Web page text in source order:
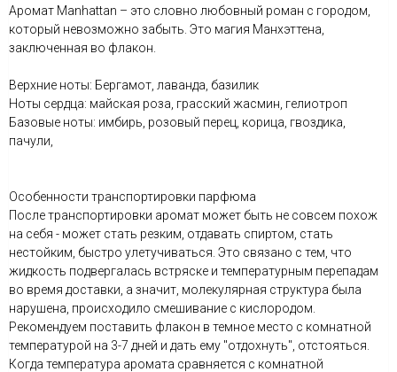
Аромат Manhattan – это словно любовный роман с городом,
который невозможно забыть. Это магия Манхэттена,
заключенная во флакон.
Верхние ноты: Бергамот, лаванда, базилик
Ноты сердца: майская роза, грасский жасмин, гелиотроп
Базовые ноты: имбирь, розовый перец, корица, гвоздика,
пачули,
Особенности транспортировки парфюма
После транспортировки аромат может быть не совсем похож
на себя - может стать резким, отдавать спиртом, стать
нестойким, быстро улетучиваться. Это связано с тем, что
жидкость подвергалась встряске и температурным перепадам
во время доставки, а значит, молекулярная структура была
нарушена, происходило смешивание с кислородом.
Рекомендуем поставить флакон в темное место с комнатной
температурой на 3-7 дней и дать ему "отдохнуть", отстояться.
Когда температура аромата сравняется с комнатной